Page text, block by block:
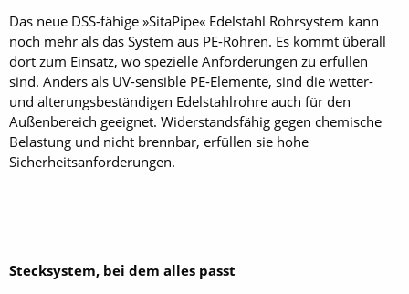
Das neue DSS-fähige »SitaPipe« Edelstahl Rohrsystem kann
noch mehr als das System aus PE-Rohren. Es kommt überall
dort zum Einsatz, wo spezielle Anforderungen zu erfüllen
sind. Anders als UV-sensible PE-Elemente, sind die wetter-
und alterungsbeständigen Edelstahlrohre auch für den
Außenbereich geeignet. Widerstandsfähig gegen chemische
Belastung und nicht brennbar, erfüllen sie hohe
Sicherheitsanforderungen.
Stecksystem, bei dem alles passt